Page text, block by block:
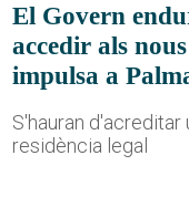
El Govern
accedir als
impulsa a
S'hauran d'acreditar
residència legal